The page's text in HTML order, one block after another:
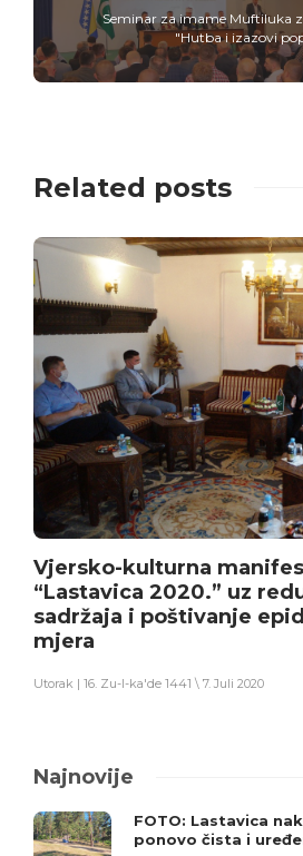
Seminar za imame Muftiluka
"Hutba i izazovi
Related posts
Vjersko-kulturna
“Lastavica 2020.” uz
sadržaja i poštivanje
mjera
Utorak | 16. Zu-l-ka'de 1441 \ 7. Juli 2020
Najnovije
FOTO: Lastavica
ponovo čista i